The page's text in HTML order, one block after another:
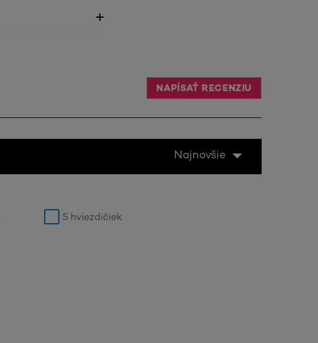
NAPÍSAŤ RECENZIU
Najnovšie
5 hviezdičiek